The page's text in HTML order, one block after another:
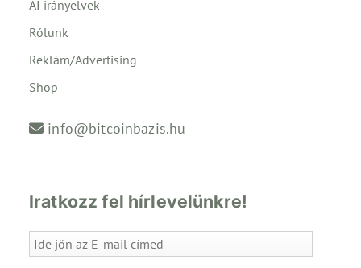
AI irányelvek
Rólunk
Reklám/Advertising
Shop
info@bitcoinbazis.hu
Iratkozz fel hírlevelünkre!